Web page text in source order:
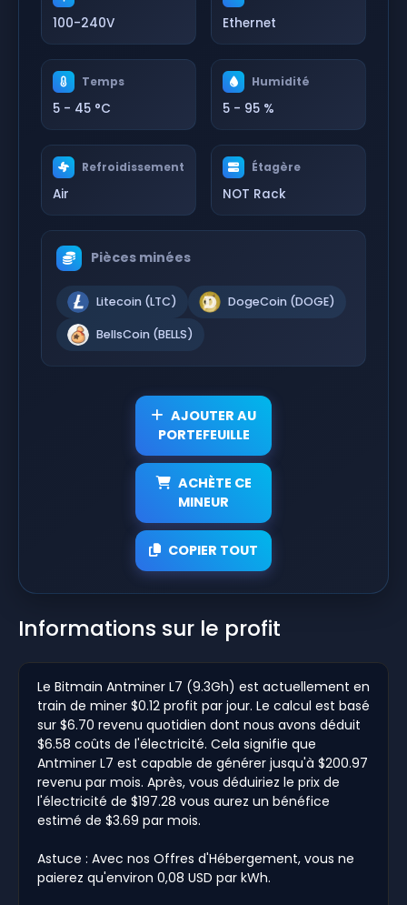
100-240V Ethernet
Temps
5 - 45 °C
Humidité
5 - 95 %
Refroidissement
Air
Étagère
NOT Rack
Pièces minées
Litecoin (LTC) DogeCoin (DOGE)
BellsCoin (BELLS)
AJOUTER AU
PORTEFEUILLE
ACHÈTE CE
MINEUR
COPIER TOUT
Informations sur le profit
Le Bitmain Antminer L7 (9.3Gh) est actuellement en
train de miner $0.12 profit par jour. Le calcul est basé
sur $6.70 revenu quotidien dont nous avons déduit
$6.58 coûts de l'électricité. Cela signifie que
Antminer L7 est capable de générer jusqu'à $200.97
revenu par mois. Après, vous déduiriez le prix de
l'électricité de $197.28 vous aurez un bénéfice
estimé de $3.69 par mois.
Astuce : Avec nos Offres d'Hébergement, vous ne
paierez qu'environ 0,08 USD par kWh.